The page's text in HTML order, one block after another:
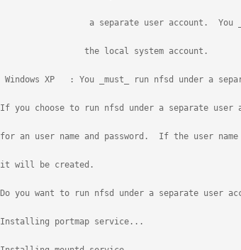
a separate user account.  You
the local system account.
Windows XP   : You _must_ run nfsd under a
If you choose to run nfsd under a separate user
for an user name and password.  If the user
it will be created.
Do you want to run nfsd under a separate user
Installing portmap service...